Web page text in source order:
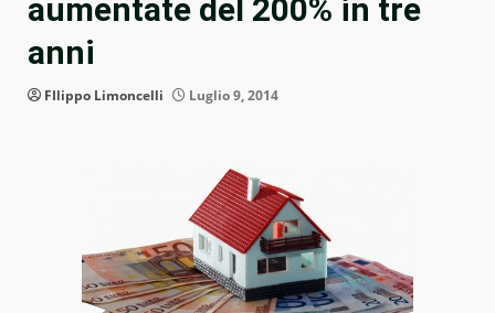
aumentate del 200% in tre
anni
FIlippo Limoncelli Luglio 9, 2014